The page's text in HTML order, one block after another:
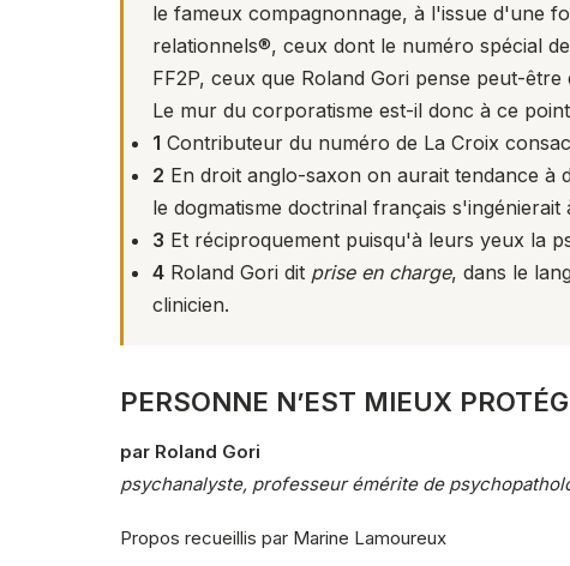
le fameux compagnonnage, à l'issue d'une
relationnels®, ceux dont le numéro spécial
FF2P, ceux que Roland Gori pense peut-
Le mur du corporatisme est-il donc à ce
1 Contributeur du numéro de La Croix
2 En droit anglo-saxon on aurait tendance à
le dogmatisme doctrinal français
3 Et réciproquement puisqu'à leurs yeux la
4 Roland Gori dit prise en charge, dans le
clinicien.
PERSONNE N’EST MIEUX
par Roland Gori
psychanalyste, professeur émérite de
Propos recueillis par Marine Lamoureux